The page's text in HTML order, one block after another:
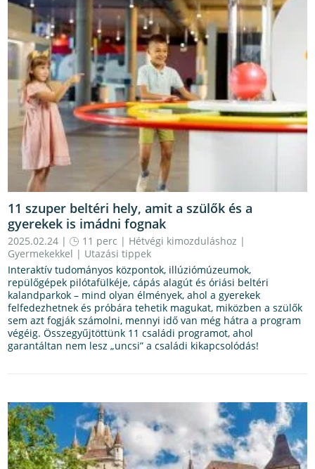
11 szuper beltéri hely, amit a szülők és a
gyerekek is imádni fognak
2025.02.24 | 11 perc | Hétvégi kimozduláshoz |
Gyermekekkel | Utazási tippek
Interaktív tudományos központok, illúziómúzeumok,
repülőgépek pilótafülkéje, cápás alagút és óriási beltéri
kalandparkok – mind olyan élmények, ahol a gyerekek
felfedezhetnek és próbára tehetik magukat, miközben a szülők
sem azt fogják számolni, mennyi idő van még hátra a program
végéig. Összegyűjtöttünk 11 családi programot, ahol
garantáltan nem lesz „uncsi” a családi kikapcsolódás!